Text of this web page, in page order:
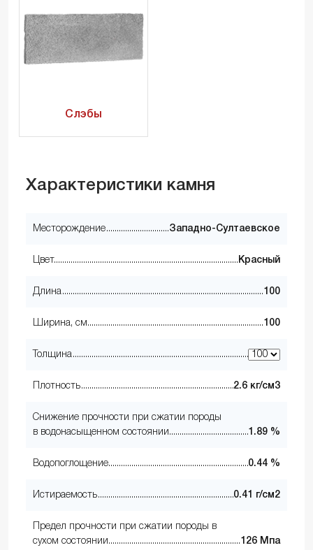
Слэбы
Характеристики камня
Месторождение Западно-Султаевское
Цвет Красный
Длина 100
Ширина, см 100
Толщина
Плотность 2.6 кг/см3
Снижение прочности при сжатии породы
в водонасыщенном состоянии
1.89 %
Водопоглощение 0.44 %
Истираемость 0.41 г/см2
Предел прочности при сжатии породы в
сухом состоянии
126 Мпа